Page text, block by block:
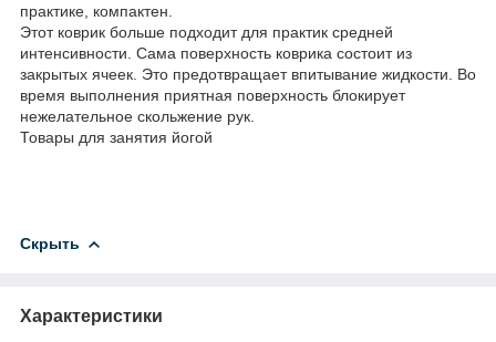
практике, компактен.
Этот коврик больше подходит для практик средней
интенсивности. Сама поверхность коврика состоит из
закрытых ячеек. Это предотвращает впитывание жидкости. Во
время выполнения приятная поверхность блокирует
нежелательное скольжение рук.
Товары для занятия йогой
Скрыть
Характеристики